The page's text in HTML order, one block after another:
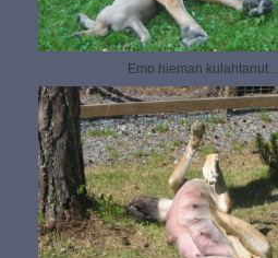
Emo hieman kulahtanut...